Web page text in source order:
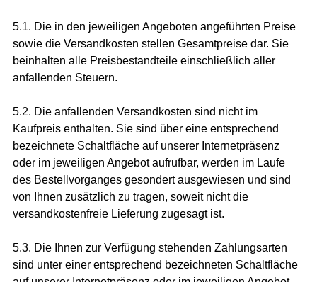
5.1. Die in den jeweiligen Angeboten angeführten Preise
sowie die Versandkosten stellen Gesamtpreise dar. Sie
beinhalten alle Preisbestandteile einschließlich aller
anfallenden Steuern.
5.2. Die anfallenden Versandkosten sind nicht im
Kaufpreis enthalten. Sie sind über eine entsprechend
bezeichnete Schaltfläche auf unserer Internetpräsenz
oder im jeweiligen Angebot aufrufbar, werden im Laufe
des Bestellvorganges gesondert ausgewiesen und sind
von Ihnen zusätzlich zu tragen, soweit nicht die
versandkostenfreie Lieferung zugesagt ist.
5.3. Die Ihnen zur Verfügung stehenden Zahlungsarten
sind unter einer entsprechend bezeichneten Schaltfläche